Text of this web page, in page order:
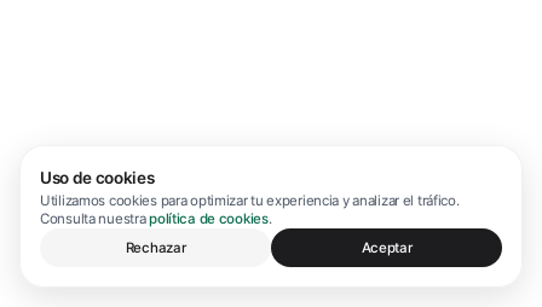
Uso de cookies
Utilizamos cookies para optimizar tu experiencia y analizar el tráfico.
Consulta nuestrapolítica de cookies.
Rechazar
Aceptar